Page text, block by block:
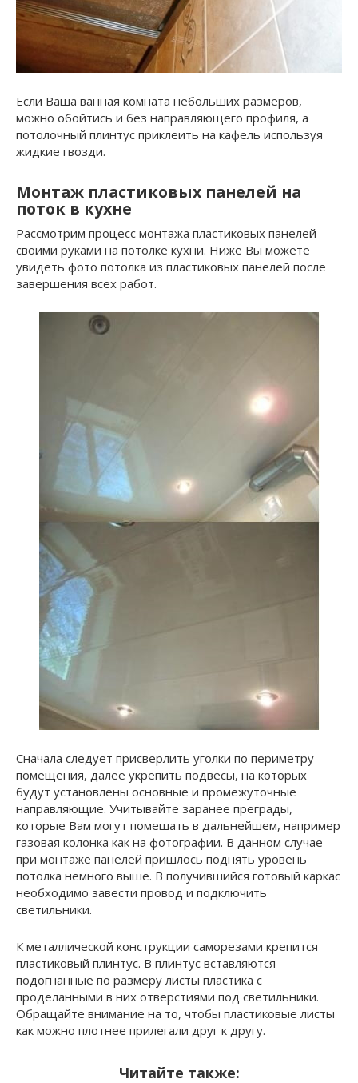
Если Ваша ванная комната небольших размеров,
можно обойтись и без направляющего профиля, а
потолочный плинтус приклеить на кафель используя
жидкие гвозди.
Монтаж пластиковых панелей на
поток в кухне
Рассмотрим процесс монтажа пластиковых панелей
своими руками на потолке кухни. Ниже Вы можете
увидеть фото потолка из пластиковых панелей после
завершения всех работ.
Сначала следует присверлить уголки по периметру
помещения, далее укрепить подвесы, на которых
будут установлены основные и промежуточные
направляющие. Учитывайте заранее преграды,
которые Вам могут помешать в дальнейшем, например
газовая колонка как на фотографии. В данном случае
при монтаже панелей пришлось поднять уровень
потолка немного выше. В получившийся готовый каркас
необходимо завести провод и подключить
светильники.
К металлической конструкции саморезами крепится
пластиковый плинтус. В плинтус вставляются
подогнанные по размеру листы пластика с
проделанными в них отверстиями под светильники.
Обращайте внимание на то, чтобы пластиковые листы
как можно плотнее прилегали друг к другу.
Читайте также: